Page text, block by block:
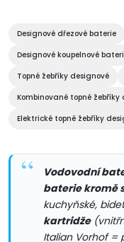
c
p
o
v
á
n
Designové dřezové baterie
Designové koupelnové
Topné žebříky designové
Kombinované topné žebříky
Elektrické topné žebříky
Vodovodní
baterie kromě
kuchyňské,
kartridže
Italian Vorhof =